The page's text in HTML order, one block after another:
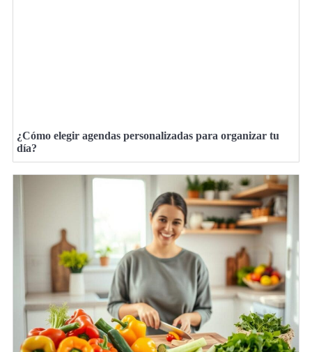
¿Cómo elegir agendas personalizadas para organizar tu
día?